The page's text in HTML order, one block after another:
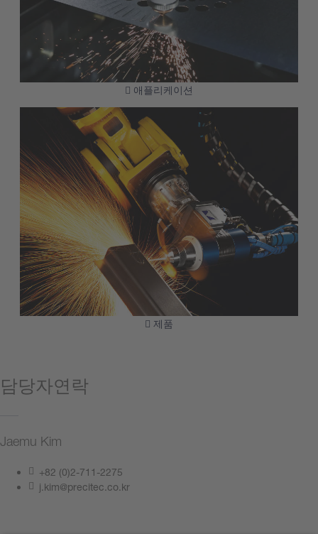
애플리케이션
제품
담당자연락
Jaemu Kim
+82 (0)2-711-2275
j.kim@precitec.co.kr